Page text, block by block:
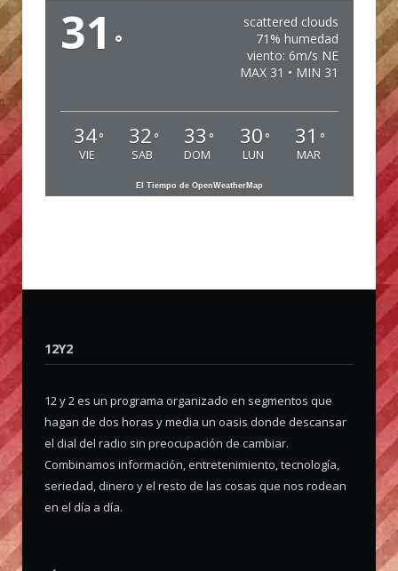
31 °
scattered clouds
71% humedad
viento: 6m/s NE
MAX 31 • MIN 31
34°
VIE
32 °
SAB
33 °
DOM
30 °
LUN
31 °
MAR
El Tiempo de OpenWeatherMap
12Y2
12 y 2 es un programa organizado en segmentos que
hagan de dos horas y media un oasis donde descansar
el dial del radio sin preocupación de cambiar.
Combinamos información, entretenimiento, tecnología,
seriedad, dinero y el resto de las cosas que nos rodean
en el día a día.